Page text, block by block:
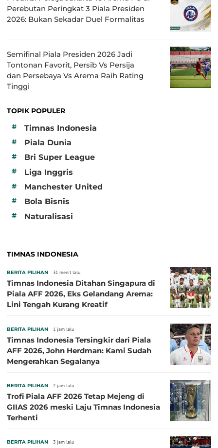
Perebutan Peringkat 3 Piala Presiden
2026: Bukan Sekadar Duel Formalitas
Semifinal Piala Presiden 2026 Jadi
Tontonan Favorit, Persib Vs Persija
dan Persebaya Vs Arema Raih Rating
Tinggi
TOPIK POPULER
#
Timnas Indonesia
# Piala Dunia
# Bri Super League
# Liga Inggris
# Manchester United
# Bola Bisnis
# Naturalisasi
TIMNAS INDONESIA
BERITA PILIHAN 31 menit lalu
Timnas Indonesia Ditahan Singapura di
Piala AFF 2026, Eks Gelandang Arema:
Lini Tengah Kurang Kreatif
BERITA PILIHAN 1 jam lalu
Timnas Indonesia Tersingkir dari Piala
AFF 2026, John Herdman: Kami Sudah
Mengerahkan Segalanya
BERITA PILIHAN 2 jam lalu
Trofi Piala AFF 2026 Tetap Mejeng di
GIIAS 2026 meski Laju Timnas Indonesia
Terhenti
BERITA PILIHAN 3 jam lalu